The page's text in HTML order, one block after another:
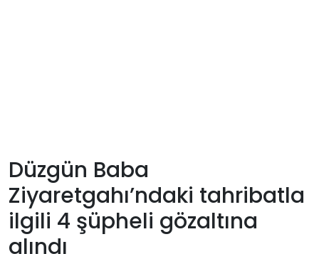
Giriş
Yap
Düzgün Baba
Ziyaretgahı’ndaki tahribatla
ilgili 4 şüpheli gözaltına
alındı